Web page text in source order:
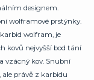
designem.
wolframové prstýnky.
wolfram, je
kovů nejvyšší bod tání
vzácný kov. Snubní
ale právě z karbidu